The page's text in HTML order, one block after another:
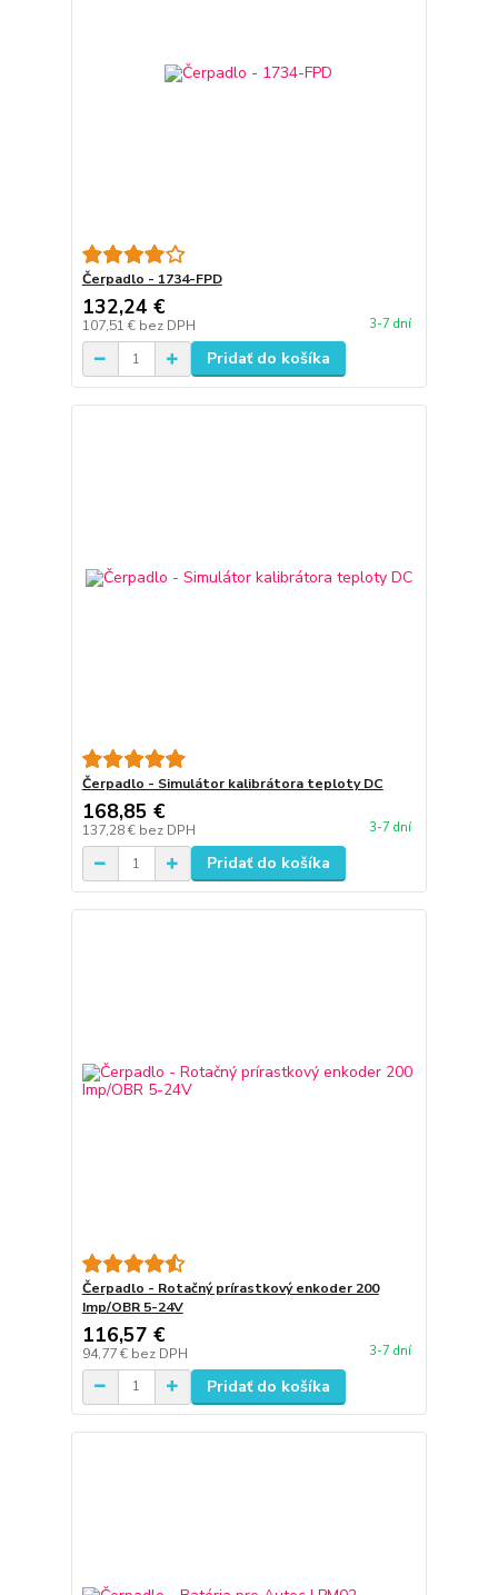
Čerpadlo - 1734-FPD
132,24 €
107,51 € bez DPH 3-7 dní
Pridať do košíka
Čerpadlo - Simulátor kalibrátora teploty DC
168,85 €
137,28 € bez DPH 3-7 dní
Pridať do košíka
Čerpadlo - Rotačný prírastkový enkoder 200
Imp/OBR 5-24V
116,57 €
94,77 € bez DPH 3-7 dní
Pridať do košíka